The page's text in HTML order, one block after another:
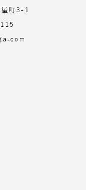
屋町3-1